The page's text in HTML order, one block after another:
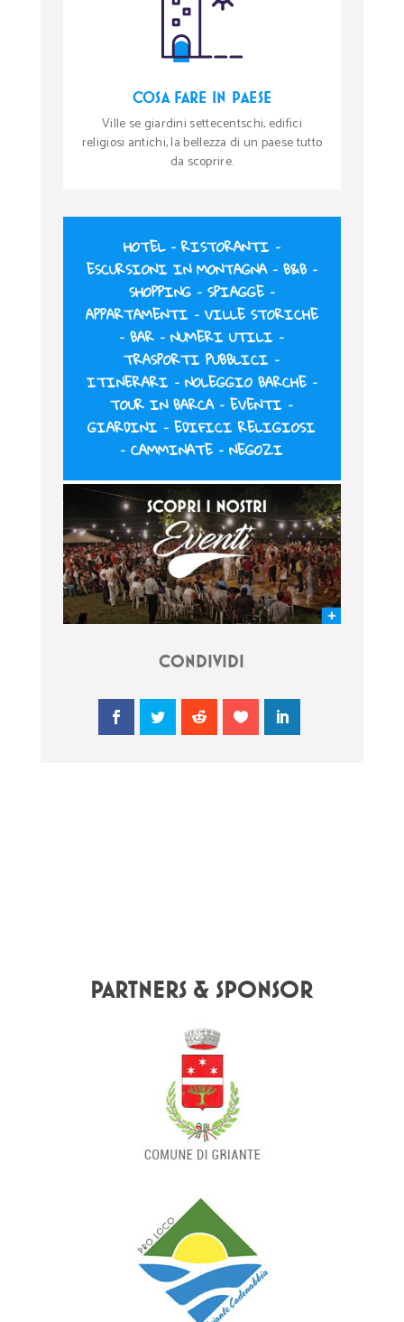
COSA FARE IN PAESE
Ville se giardini settecentschi, edifici
religiosi antichi, la bellezza di un paese tutto
da scoprire.
HOTEL– RISTORANTI–
ESCURSIONI IN MONTAGNA– B&B–
SHOPPING– SPIAGGE–
APPARTAMENTI– VILLE STORICHE
–BAR –NUMERI UTILI –
TRASPORTI PUBBLICI –
ITINERARI– NOLEGGIO BARCHE–
TOUR IN BARCA–EVENTI –
GIARDINI –EDIFICI RELIGIOSI
–CAMMINATE –NEGOZI
CONDIVIDI
PARTNERS & SPONSOR